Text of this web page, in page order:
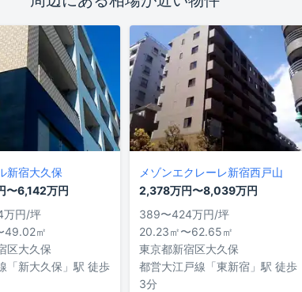
新宿大久保
〜6,142万円
万円/坪
49.02㎡
区大久保
「新大久保」駅 徒歩
メゾンエクレーレ新宿西戸山
2,378万円〜8,039万円
389〜424万円/坪
20.23㎡〜62.65㎡
東京都新宿区大久保
都営大江戸線「東新宿」駅 徒歩
3分